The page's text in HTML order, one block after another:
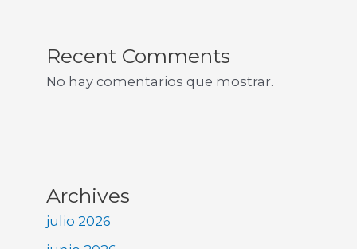
Recent Comments
No hay comentarios que mostrar.
Archives
julio 2026